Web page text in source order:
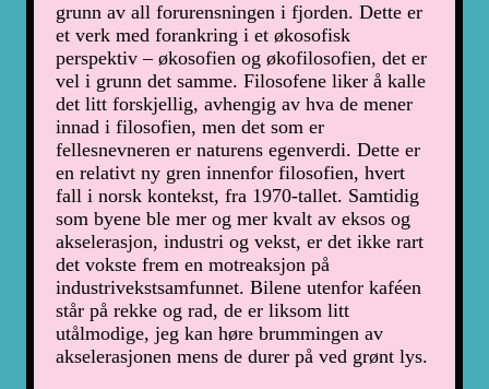
grunn av all forurensningen i fjorden. Dette er
et verk med forankring i et økosofisk
perspektiv – økosofien og økofilosofien, det er
vel i grunn det samme. Filosofene liker å kalle
det litt forskjellig, avhengig av hva de mener
innad i filosofien, men det som er
fellesnevneren er naturens egenverdi. Dette er
en relativt ny gren innenfor filosofien, hvert
fall i norsk kontekst, fra 1970-tallet. Samtidig
som byene ble mer og mer kvalt av eksos og
akselerasjon, industri og vekst, er det ikke rart
det vokste frem en motreaksjon på
industrivekstsamfunnet. Bilene utenfor kaféen
står på rekke og rad, de er liksom litt
utålmodige, jeg kan høre brummingen av
akselerasjonen mens de durer på ved grønt lys.